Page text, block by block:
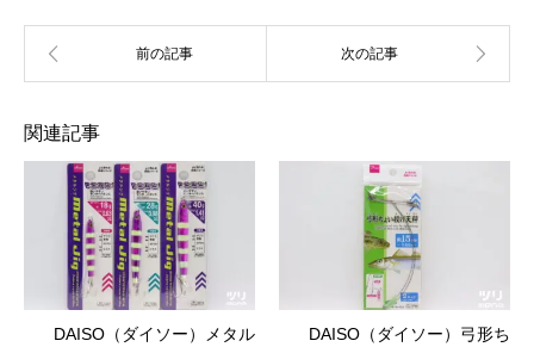
関連記事
DAISO（ダイソー）メタル
DAISO（ダイソー）弓形ち